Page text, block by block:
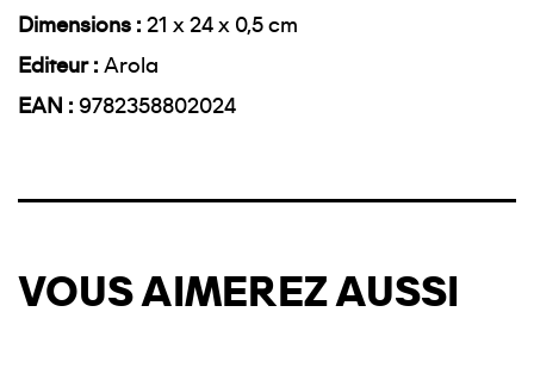
Dimensions
21 x 24 x 0,5 cm
Editeur
Arola
EAN
9782358802024
VOUS AIMEREZ AUSSI